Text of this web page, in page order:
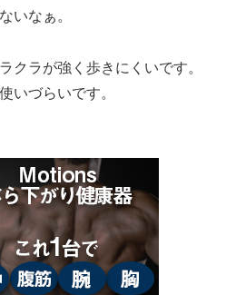
いなぁ。
クラが強く歩きにくいです。
いづらいです。